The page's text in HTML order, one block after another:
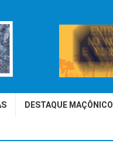
DESTAQUE MAÇÔNICO